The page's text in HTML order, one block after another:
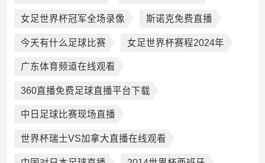
女足世界杯冠军全场录像 斯诺克免费直播
今天有什么足球比赛 女足世界杯赛程2024年
广东体育频道在线观看
360直播免费足球直播平台下载
中日足球比赛现场直播
世界杯瑞士VS加拿大直播在线观看